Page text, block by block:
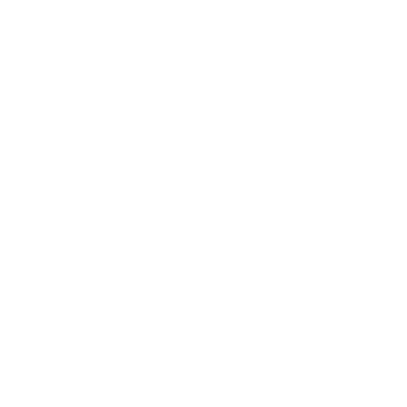
und Aktionen zum Mitmachen – online